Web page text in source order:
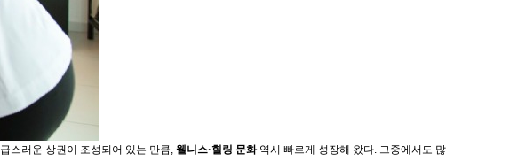
스러운 상권이 조성되어 있는 만큼, 웰니스·힐링 문화역시 빠르게 성장해 왔다. 그중에서도 많